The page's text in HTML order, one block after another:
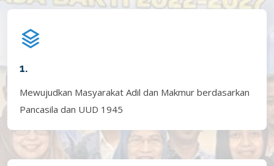
1.
Mewujudkan Masyarakat Adil dan Makmur berdasarkan
Pancasila dan UUD 1945